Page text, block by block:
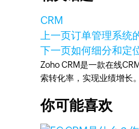
CRM
上一页订单管理系统
下一页如何细分和定
Zoho CRM是一款在线
索转化率，实现业绩增长。
你可能喜欢